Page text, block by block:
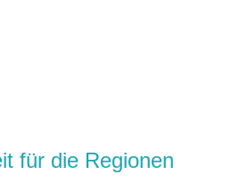
für die Regionen